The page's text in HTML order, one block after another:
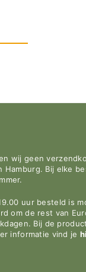
wij geen
Hamburg. Bij elke
uur besteld is
om de rest van
Bij de
informatie vind je